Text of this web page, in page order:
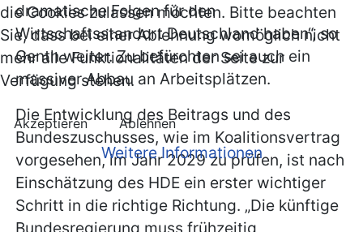
dramatische Folgen für den
Wirtschaftsstandort Deutschland haben“, so
Genth weiter. Zu befürchten sei auch ein
massiver Abbau an Arbeitsplätzen.
Die Entwicklung des Beitrags und des
Bundeszuschusses, wie im Koalitionsvertrag
vorgesehen, im Jahr 2029 zu prüfen, ist nach
Einschätzung des HDE ein erster wichtiger
Schritt in die richtige Richtung. „Die künftige
Bundesregierung muss frühzeitig
die Cookies zulassen möchten. Bitte beachten
Sie, dass bei einer Ablehnung womöglich nicht
mehr alle Funktionalitäten der Seite zur
Verfügung stehen.
Akzeptieren Ablehnen
Weitere Informationen